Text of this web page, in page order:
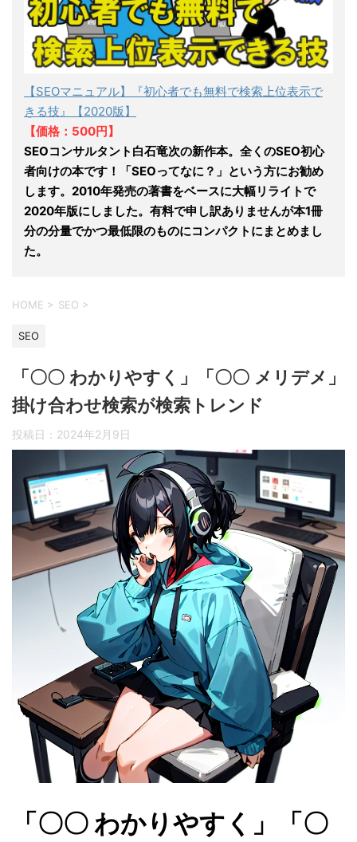
【SEOマニュアル】『初心者でも無料で検索上位表示で
きる技』【2020版】
【価格：500円】
SEOコンサルタント白石竜次の新作本。全くのSEO初心
者向けの本です！「SEOってなに？」という方にお勧め
します。2010年発売の著書をベースに大幅リライトで
2020年版にしました。有料で申し訳ありませんが本1冊
分の分量でかつ最低限のものにコンパクトにまとめまし
た。
HOME > SEO >
SEO
「〇〇 わかりやすく」「〇〇 メリデメ」
掛け合わせ検索が検索トレンド
投稿日： 2024年2月9日
「〇〇 わかりやすく」「〇